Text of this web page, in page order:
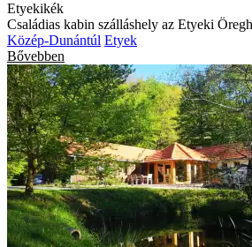
Etyekikék
Családias kabin szálláshely az Etyeki
Közép-Dunántúl Etyek
Bővebben